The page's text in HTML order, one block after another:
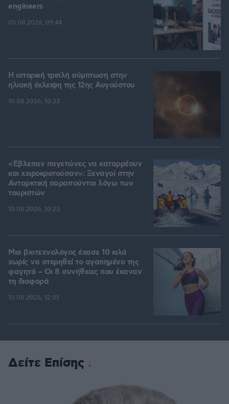
engineers
05.08.2026, 09:44
Η ιστορική τριπλή σύμπτωση στην
ηλιακή έκλειψη της 12ης Αυγούστου
10.08.2026, 10:23
«Έβλεπαν παγετώνες να καταρρέουν
και χειροκροτούσαν»: Ξεναγοί στην
Ανταρκτική παραιτούνται λόγω των
τουριστών
10.08.2026, 10:23
Μια βιοτεχνολόγος έχασε 10 κιλά
χωρίς να στερηθεί το αγαπημένο της
φαγητό – Οι 8 συνήθειες που έκαναν
τη διαφορά
10.08.2026, 12:01
Δείτε Επίσης